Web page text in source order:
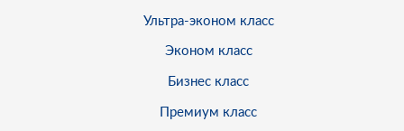
Ультра-эконом класс
Эконом класс
Бизнес класс
Премиум класс